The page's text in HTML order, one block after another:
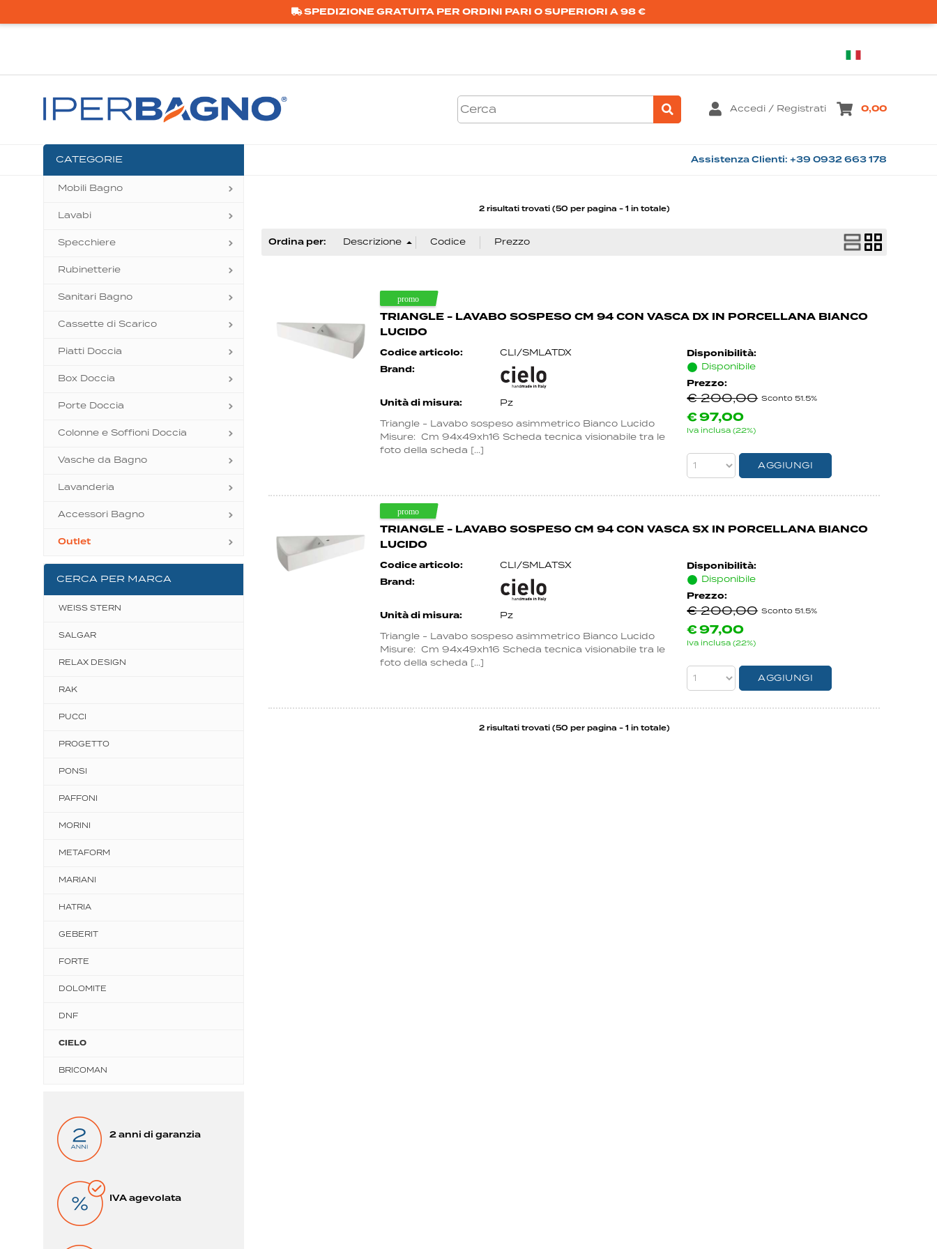
Italiano
Accedi / Registrati 0,00
CATEGORIE
Mobili Bagno
Lavabi
Specchiere
Rubinetterie
Sanitari Bagno
Cassette di Scarico
Piatti Doccia
Box Doccia
Porte Doccia
Colonne e Soffioni Doccia
Vasche da Bagno
Lavanderia
Accessori Bagno
Outlet
CERCA PER MARCA
WEISS STERN
SALGAR
RELAX DESIGN
RAK
PUCCI
PROGETTO
PONSI
PAFFONI
MORINI
METAFORM
MARIANI
HATRIA
GEBERIT
FORTE
DOLOMITE
DNF
CIELO
BRICOMAN
2 anni di garanzia
IVA agevolata
2 risultati trovati (50 per pagina - 1 in totale)
Ordina per:
TRIANGLE - LAVABO SOSPESO CM 94 CON VASCA DX IN PORCELLANA BIANCO
LUCIDO
Codice articolo:
CLI/SMLATDX
Brand:
Unità di misura:
Pz
Triangle - Lavabo sospeso asimmetrico Bianco Lucido
Misure: Cm 94x49xh16 Scheda tecnica visionabile tra le
foto della scheda [...]
Disponibilità:
Disponibile
Prezzo:
€ 200,00 Sconto 51.5%
€97,00
Iva inclusa (22%)
TRIANGLE - LAVABO SOSPESO CM 94 CON VASCA SX IN PORCELLANA BIANCO
LUCIDO
Codice articolo:
CLI/SMLATSX
Brand:
Unità di misura:
Pz
Triangle - Lavabo sospeso asimmetrico Bianco Lucido
Misure: Cm 94x49xh16 Scheda tecnica visionabile tra le
foto della scheda [...]
Disponibilità:
Disponibile
Prezzo:
€ 200,00 Sconto 51.5%
€97,00
Iva inclusa (22%)
2 risultati trovati (50 per pagina - 1 in totale)
SPEDIZIONE GRATUITA PER ORDINI PARI O SUPERIORI A 98 €